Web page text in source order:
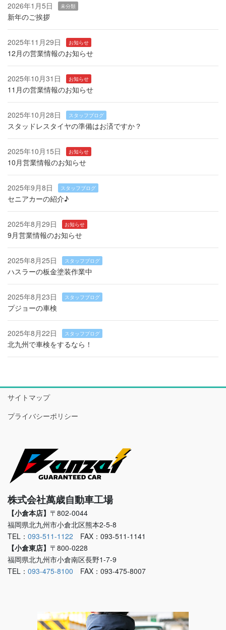
2026年1月5日 未分類
新年のご挨拶
2025年11月29日 お知らせ
12月の営業情報のお知らせ
2025年10月31日 お知らせ
11月の営業情報のお知らせ
2025年10月28日 スタッフブログ
スタッドレスタイヤの準備はお済ですか？
2025年10月15日 お知らせ
10月営業情報のお知らせ
2025年9月8日 スタッフブログ
セニアカーの紹介♪
2025年8月29日 お知らせ
9月営業情報のお知らせ
2025年8月25日 スタッフブログ
ハスラーの板金塗装作業中
2025年8月23日 スタッフブログ
プジョーの車検
2025年8月22日 スタッフブログ
北九州で車検をするなら！
サイトマップ
プライバシーポリシー
株式会社萬歳自動車工場
【小倉本店】 〒802-0044
福岡県北九州市小倉北区熊本2-5-8
TEL： 093-511-1122 FAX：093-511-1141
【小倉東店】 〒800-0228
福岡県北九州市小倉南区長野1-7-9
TEL： 093-475-8100 FAX：093-475-8007